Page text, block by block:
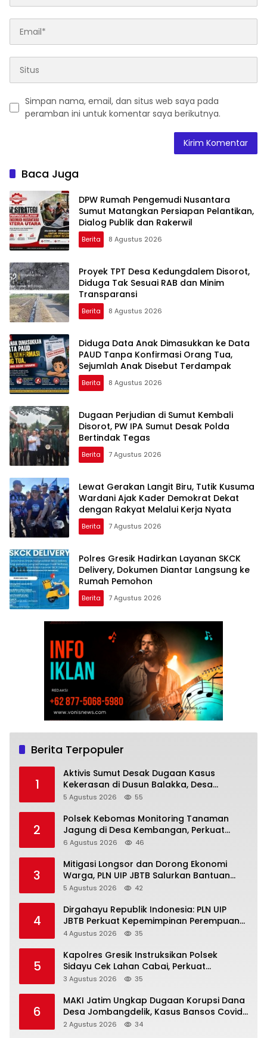
Simpan nama, email, dan situs web saya pada
peramban ini untuk komentar saya berikutnya.
Baca Juga
DPW Rumah Pengemudi Nusantara
Sumut Matangkan Persiapan Pelantikan,
Dialog Publik dan Rakerwil
Berita 8 Agustus 2026
Proyek TPT Desa Kedungdalem Disorot,
Diduga Tak Sesuai RAB dan Minim
Transparansi
Berita 8 Agustus 2026
Diduga Data Anak Dimasukkan ke Data
PAUD Tanpa Konfirmasi Orang Tua,
Sejumlah Anak Disebut Terdampak
Berita 8 Agustus 2026
Dugaan Perjudian di Sumut Kembali
Disorot, PW IPA Sumut Desak Polda
Bertindak Tegas
Berita 7 Agustus 2026
Lewat Gerakan Langit Biru, Tutik Kusuma
Wardani Ajak Kader Demokrat Dekat
dengan Rakyat Melalui Kerja Nyata
Berita 7 Agustus 2026
Polres Gresik Hadirkan Layanan SKCK
Delivery, Dokumen Diantar Langsung ke
Rumah Pemohon
Berita 7 Agustus 2026
Berita Terpopuler
1
Aktivis Sumut Desak Dugaan Kasus
Kekerasan di Dusun Balakka, Desa
Gunung Malintang Diusut Tuntas
5 Agustus 2026 55
2
Polsek Kebomas Monitoring Tanaman
Jagung di Desa Kembangan, Perkuat
Dukungan Ketahanan Pangan Nasional
6 Agustus 2026 46
3
Mitigasi Longsor dan Dorong Ekonomi
Warga, PLN UIP JBTB Salurkan Bantuan
Konservasi 4.000 Pohon Aren Genjah Asal
5 Agustus 2026 42
4
Dirgahayu Republik Indonesia: PLN UIP
JBTB Perkuat Kepemimpinan Perempuan
melalui Srikandi Movement 2026
4 Agustus 2026 35
5
Kapolres Gresik Instruksikan Polsek
Sidayu Cek Lahan Cabai, Perkuat
Ketahanan Pangan dan Stabilitas Harga
3 Agustus 2026 35
6
MAKI Jatim Ungkap Dugaan Korupsi Dana
Desa Jombangdelik, Kasus Bansos Covid-
19 dan Pengadaan Mebelair Segera
2 Agustus 2026 34